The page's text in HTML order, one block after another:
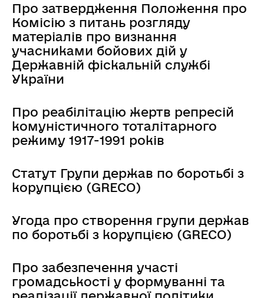
Про затвердження Положення про
Комісію з питань розгляду
матеріалів про визнання
учасниками бойових дій у
Державній фіскальній службі
України
Про реабілітацію жертв репресій
комуністичного тоталітарного
режиму 1917-1991 років
Статут Групи держав по боротьбі з
корупцією (GRECO)
Угода про створення групи держав
по боротьбі з корупцією (GRECO)
Про забезпечення участі
громадськості у формуванні та